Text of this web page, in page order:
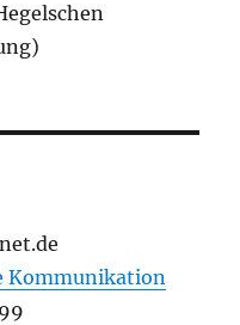
Kommunikation